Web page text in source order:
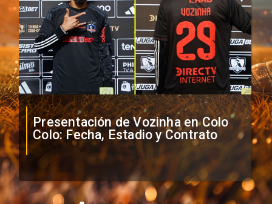
Presentación de Vozinha en Colo
Colo: Fecha, Estadio y Contrato